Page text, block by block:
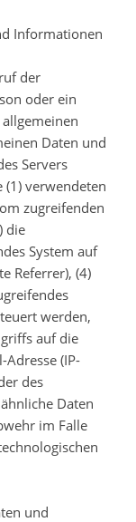
Informationen
der
oder ein
Daten und
Servers
(1) verwendeten
zugreifenden
die
System auf
Referrer), (4)
werden,
auf die
(IP-
des
Daten
im Falle
und